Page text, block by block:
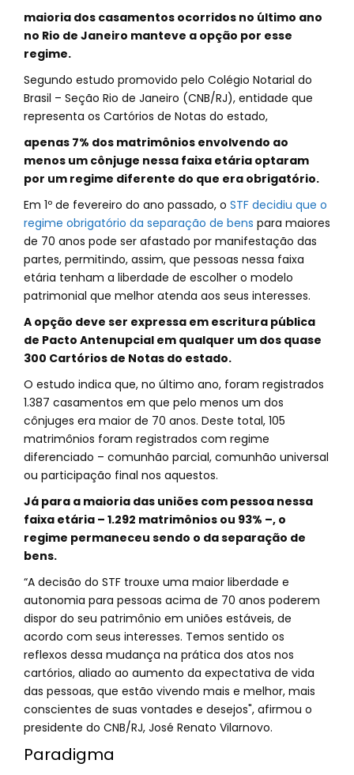
maioria dos casamentos ocorridos no último ano
no Rio de Janeiro manteve a opção por esse
regime.
Segundo estudo promovido pelo Colégio Notarial do
Brasil – Seção Rio de Janeiro (CNB/RJ), entidade que
representa os Cartórios de Notas do estado,
apenas 7% dos matrimônios envolvendo ao
menos um cônjuge nessa faixa etária optaram
por um regime diferente do que era obrigatório.
Em 1º de fevereiro do ano passado, o STF decidiu que o
regime obrigatório da separação de bens para maiores
de 70 anos pode ser afastado por manifestação das
partes, permitindo, assim, que pessoas nessa faixa
etária tenham a liberdade de escolher o modelo
patrimonial que melhor atenda aos seus interesses.
A opção deve ser expressa em escritura pública
de Pacto Antenupcial em qualquer um dos quase
300 Cartórios de Notas do estado.
O estudo indica que, no último ano, foram registrados
1.387 casamentos em que pelo menos um dos
cônjuges era maior de 70 anos. Deste total, 105
matrimônios foram registrados com regime
diferenciado – comunhão parcial, comunhão universal
ou participação final nos aquestos.
Já para a maioria das uniões com pessoa nessa
faixa etária – 1.292 matrimônios ou 93% –, o
regime permaneceu sendo o da separação de
bens.
“A decisão do STF trouxe uma maior liberdade e
autonomia para pessoas acima de 70 anos poderem
dispor do seu patrimônio em uniões estáveis, de
acordo com seus interesses. Temos sentido os
reflexos dessa mudança na prática dos atos nos
cartórios, aliado ao aumento da expectativa de vida
das pessoas, que estão vivendo mais e melhor, mais
conscientes de suas vontades e desejos", afirmou o
presidente do CNB/RJ, José Renato Vilarnovo.
Paradigma